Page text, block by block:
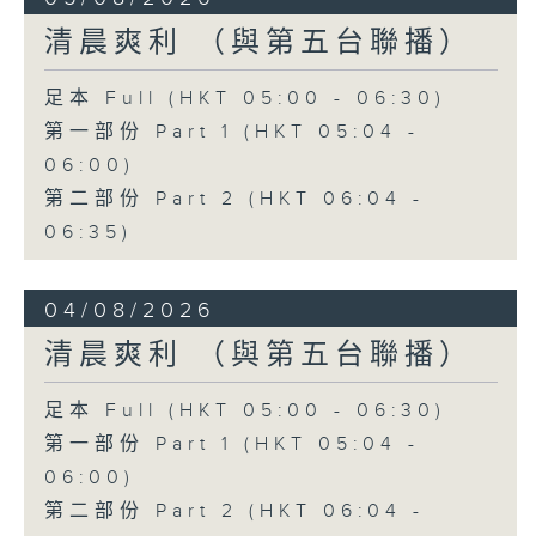
清晨爽利 （與第五台聯播）
足本 Full (HKT 05:00 - 06:30)
第一部份 Part 1 (HKT 05:04 -
06:00)
第二部份 Part 2 (HKT 06:04 -
06:35)
04/08/2026
清晨爽利 （與第五台聯播）
足本 Full (HKT 05:00 - 06:30)
第一部份 Part 1 (HKT 05:04 -
06:00)
第二部份 Part 2 (HKT 06:04 -